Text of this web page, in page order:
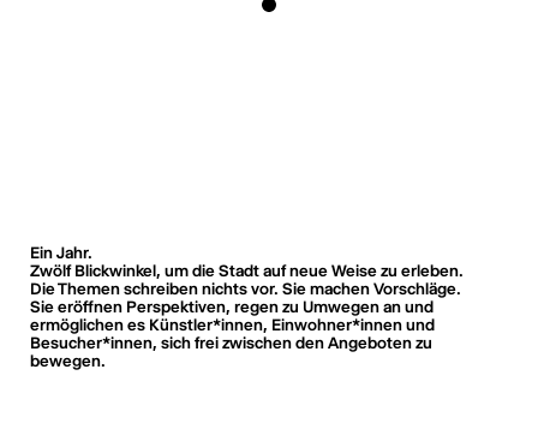
Ein Jahr.
Zwölf Blickwinkel, um die Stadt auf neue Weise zu erleben.
Die Themen schreiben nichts vor. Sie machen Vorschläge.
Sie eröffnen Perspektiven, regen zu Umwegen an und
ermöglichen es Künstler*innen, Einwohner*innen und
Besucher*innen, sich frei zwischen den Angeboten zu
bewegen.